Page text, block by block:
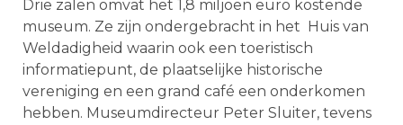
Drie zalen omvat het 1,8 miljoen euro kostende
museum. Ze zijn ondergebracht in het Huis van
Weldadigheid waarin ook een toeristisch
informatiepunt, de plaatselijke historische
vereniging en een grand café een onderkomen
hebben. Museumdirecteur Peter Sluiter, tevens